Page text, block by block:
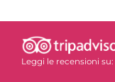
Leggi le recensioni su: